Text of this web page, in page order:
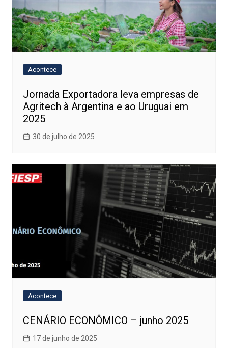
Acontece
Jornada Exportadora leva empresas de
Agritech à Argentina e ao Uruguai em
2025
30 de julho de 2025
Acontece
CENÁRIO ECONÔMICO – junho 2025
17 de junho de 2025